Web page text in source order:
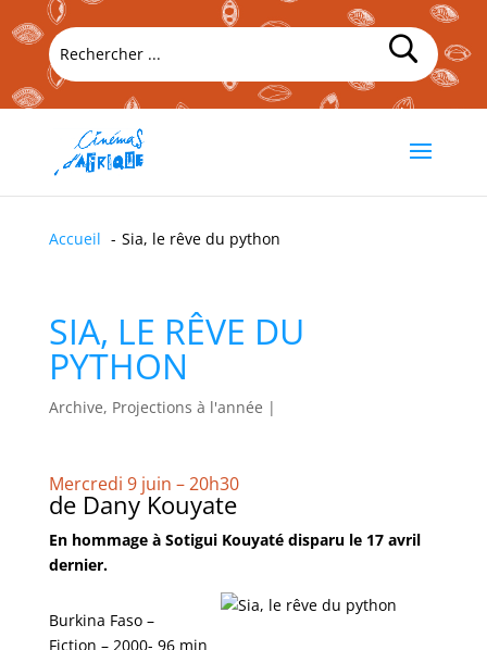
Accueil Sia, le rêve du python
SIA, LE RÊVE DU
PYTHON
Archive, Projections à l'année |
Mercredi 9 juin – 20h30
de Dany Kouyate
En hommage à Sotigui Kouyaté disparu le 17 avril
dernier.
Burkina Faso –
Fiction – 2000- 96 min